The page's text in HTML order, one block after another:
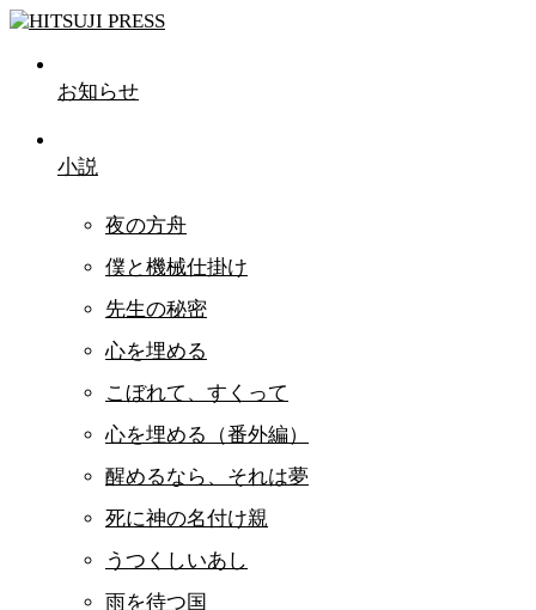
お知らせ
小説
夜の方舟
僕と機械仕掛け
先生の秘密
心を埋める
こぼれて、すくって
心を埋める（番外編）
醒めるなら、それは夢
死に神の名付け親
うつくしいあし
雨を待つ国